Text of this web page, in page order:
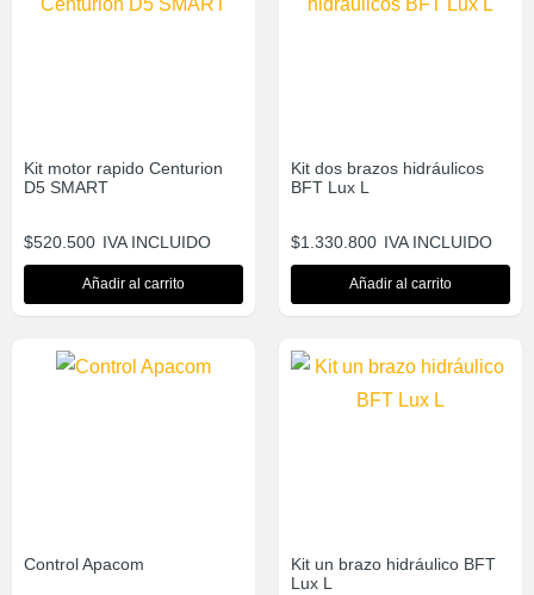
Kit motor rapido Centurion
D5 SMART
$520.500 IVA INCLUIDO
Añadir al carrito
Kit dos brazos hidráulicos
BFT Lux L
$1.330.800 IVA INCLUIDO
Añadir al carrito
Control Apacom
Kit un brazo hidráulico BFT
Lux L